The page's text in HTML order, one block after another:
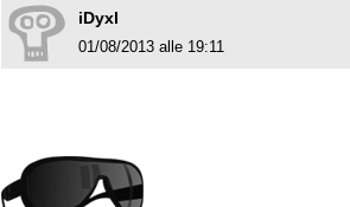
iDyxl
01/08/2013 alle 19:11